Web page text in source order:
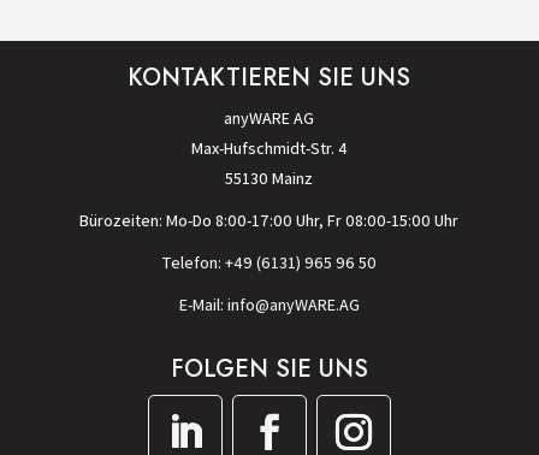
KONTAKTIEREN SIE UNS
anyWARE AG
Max-Hufschmidt-Str. 4
55130 Mainz
Bürozeiten: Mo-Do 8:00-17:00 Uhr, Fr 08:00-15:00 Uhr
Telefon: +49 (6131) 965 96 50
E-Mail: info@anyWARE.AG
FOLGEN SIE UNS